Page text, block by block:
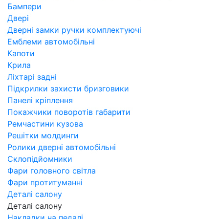
Бампери
Двері
Дверні замки ручки комплектуючі
Емблеми автомобільні
Капоти
Крила
Ліхтарі задні
Підкрилки захисти бризговики
Панелі кріплення
Покажчики поворотів габарити
Ремчастини кузова
Решітки молдинги
Ролики дверні автомобільні
Склопідйомники
Фари головного світла
Фари протитуманні
Деталі салону
Деталі салону